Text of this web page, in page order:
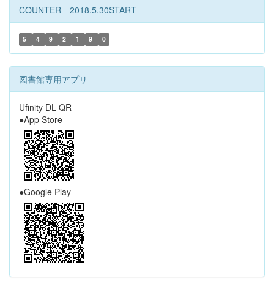
COUNTER 2018.5.30START
5 4 9 2 1 9 0
図書館専用アプリ
Ufinity DL QR
●App Store
●Google Play